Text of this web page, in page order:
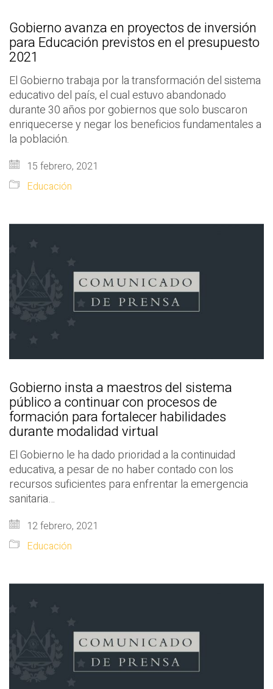
Gobierno avanza en proyectos de inversión
para Educación previstos en el presupuesto
2021
El Gobierno trabaja por la transformación del sistema
educativo del país, el cual estuvo abandonado
durante 30 años por gobiernos que solo buscaron
enriquecerse y negar los beneficios fundamentales a
la población.
15 febrero, 2021
Educación
Gobierno insta a maestros del sistema
público a continuar con procesos de
formación para fortalecer habilidades
durante modalidad virtual
El Gobierno le ha dado prioridad a la continuidad
educativa, a pesar de no haber contado con los
recursos suficientes para enfrentar la emergencia
sanitaria…
12 febrero, 2021
Educación